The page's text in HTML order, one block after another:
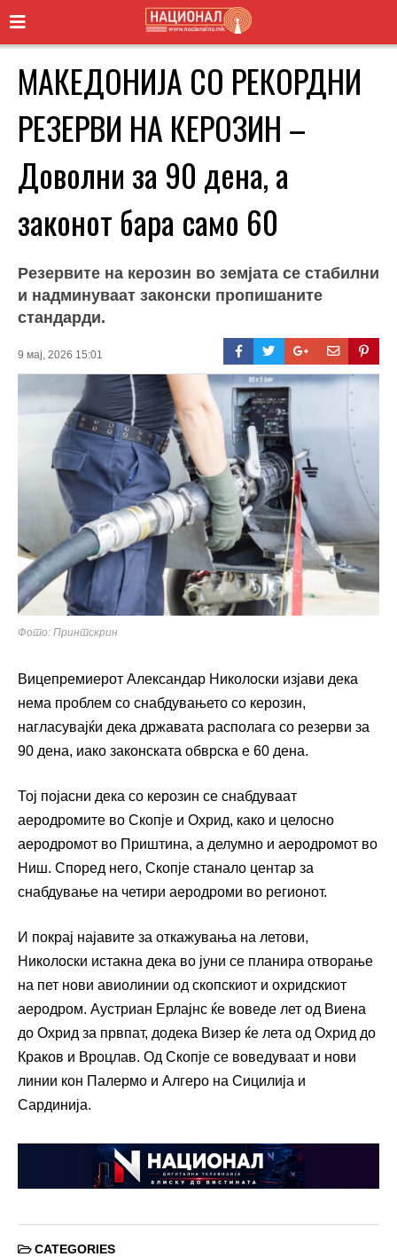
МАКЕДОНИЈА СО РЕКОРДНИ
РЕЗЕРВИ НА КЕРОЗИН –
Доволни за 90 дена, а
законот бара само 60
Резервите на керозин во земјата се стабилни
и надминуваат законски пропишаните
стандарди.
9 мај, 2026 15:01
Фото: Принтскрин
Вицепремиерот Александар Николоски изјави дека
нема проблем со снабдувањето со керозин,
нагласувајќи дека државата располага со резерви за
90 дена, иако законската обврска е 60 дена.
Тој појасни дека со керозин се снабдуваат
аеродромите во Скопје и Охрид, како и целосно
аеродромот во Приштина, а делумно и аеродромот во
Ниш. Според него, Скопје станало центар за
снабдување на четири аеродроми во регионот.
И покрај најавите за откажувања на летови,
Николоски истакна дека во јуни се планира отворање
на пет нови авиолинии од скопскиот и охридскиот
аеродром. Аустриан Ерлајнс ќе воведе лет од Виена
до Охрид за првпат, додека Визер ќе лета од Охрид до
Краков и Вроцлав. Од Скопје се воведуваат и нови
линии кон Палермо и Алгеро на Сицилија и
Сардинија.
CATEGORIES